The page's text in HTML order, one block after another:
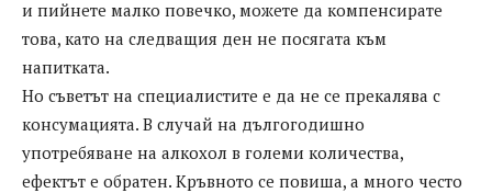
и пийнете малко повечко, можете да компенсирате
това, като на следващия ден не посягата към
напитката.
Но съветът на специалистите е да не се прекалява с
консумацията. В случай на дългогодишно
употребяване на алкохол в големи количества,
ефектът е обратен. Кръвното се повиша, а много често